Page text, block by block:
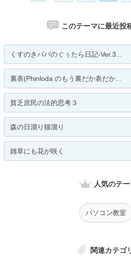
このテーマに最近投
くすのきパパのぐぅたら日記-Ver.3...
裏表(Phinloda のもう裏だか表だか...
貧乏庶民の法的思考３
森の日溜り猫溜り
雑草にも花が咲く
人気のテ
パソコン教室
関連カテゴ